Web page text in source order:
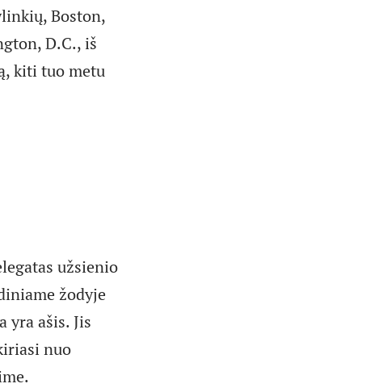
Boston,
D.C., iš
kiti tuo metu
užsienio
žodyje
ašis. Jis
nuo